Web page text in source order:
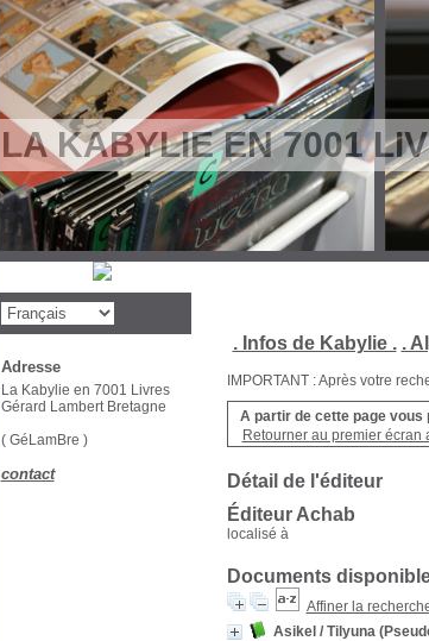
LA KABYLIE EN 7001
. Infos de Kabylie . .
IMPORTANT : Après votre
A partir de cette page vous
Retourner au premier écran
Détail de l'éditeur
Éditeur Achab
localisé à
Documents
Affiner la
Asikel / Tilyuna
Adresse
La Kabylie en 7001 Livres
Gérard Lambert Bretagne
( GéLamBre )
contact